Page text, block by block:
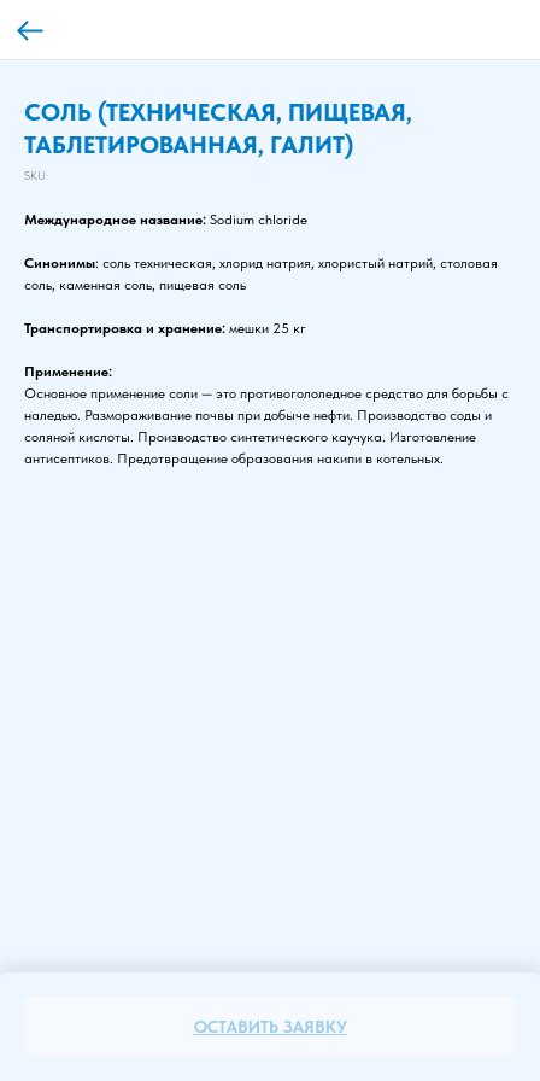
СОЛЬ (ТЕХНИЧЕСКАЯ, ПИЩЕВАЯ,
ТАБЛЕТИРОВАННАЯ, ГАЛИТ)
SKU:
ОСТАВИТЬ ЗАЯВКУ
Международное название: Sodium chloride
Синонимы: соль техническая, хлорид натрия, хлористый натрий, столовая
соль, каменная соль, пищевая соль
Транспортировка и хранение: мешки 25 кг
Применение:
Основное применение соли — это противогололедное средство для борьбы с
наледью. Размораживание почвы при добыче нефти. Производство соды и
соляной кислоты. Производство синтетического каучука. Изготовление
антисептиков. Предотвращение образования накипи в котельных.